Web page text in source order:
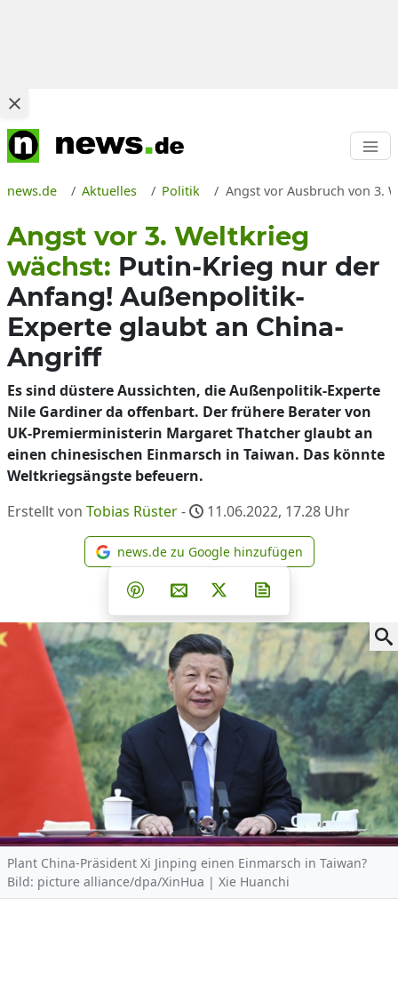
news.de Aktuelles Politik Angst vor Ausbruch von 3.
Angst vor 3. Weltkrieg
wächst: Putin-Krieg nur der
Anfang! Außenpolitik-
Experte glaubt an China-
Angriff
Es sind düstere Aussichten, die Außenpolitik-Experte
Nile Gardiner da offenbart. Der frühere Berater von
UK-Premierministerin Margaret Thatcher glaubt an
einen chinesischen Einmarsch in Taiwan. Das könnte
Weltkriegsängste befeuern.
Erstellt von Tobias Rüster- 11.06.2022, 17.28 Uhr
news.de zu Google
news.de zu Google hinzufügen
Teilen auf Facebook
Teilen auf Whatsapp
Teilen auf Telegram
Teilen auf Pinterest
Per E-Mail teilen
Post auf X
Plant China-Präsident Xi Jinping einen Einmarsch in Taiwan?
Bild: picture alliance/dpa/XinHua | Xie Huanchi